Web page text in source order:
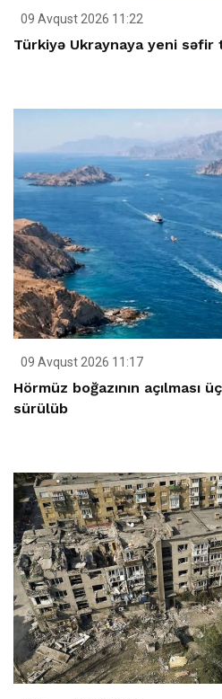
09 Avqust 2026 11:22
Türkiyə Ukraynaya yeni
09 Avqust 2026 11:17
Hörmüz boğazının açılması
sürülüb